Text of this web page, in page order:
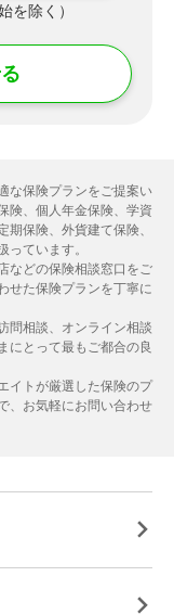
を除く）
な保険プランをご提案い
険、個人年金保険、学資
保険、外貨建て保険、
ています。
などの保険相談窓口をご
せた保険プランを丁寧に
問相談、オンライン相談
にとって最もご都合の良
イトが厳選した保険のプ
、お気軽にお問い合わせ